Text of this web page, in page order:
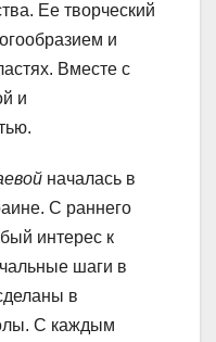
Ее творческий
и
Вместе с
и
началась в
С раннего
интерес к
шаги в
в
С каждым